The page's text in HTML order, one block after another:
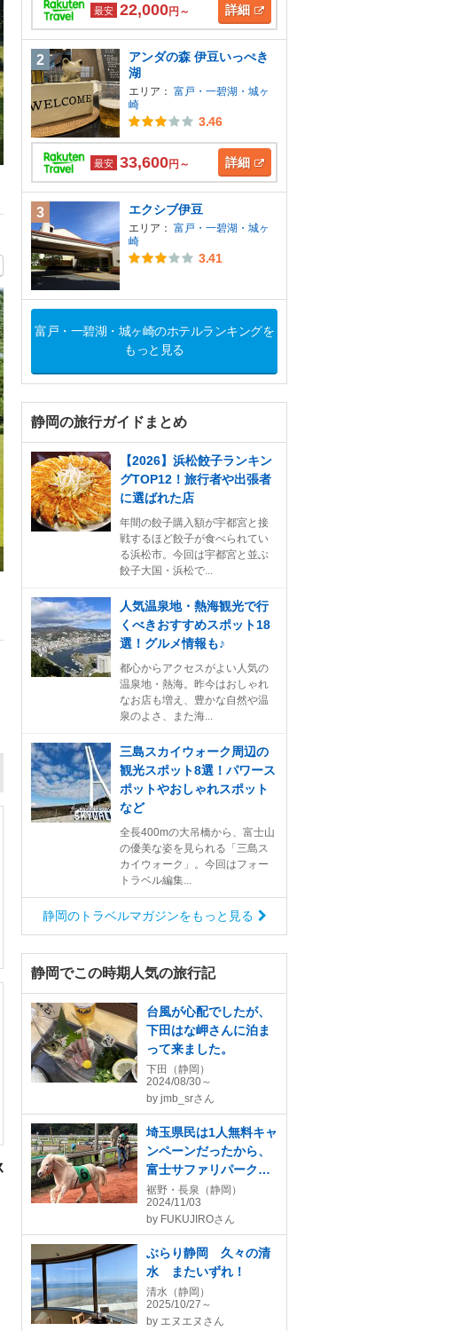
最安 22,000円～ 詳細
2
アンダの森 伊豆いっぺき
湖
エリア： 富戸・一碧湖・城ヶ
崎
3.46
最安 33,600円～ 詳細
3 エクシブ伊豆
エリア： 富戸・一碧湖・城ヶ
崎
3.41
富戸・一碧湖・城ヶ崎のホテルランキングを
もっと見る
静岡の旅行ガイドまとめ
【2026】浜松餃子ランキン
グTOP12！旅行者や出張者
に選ばれた店
年間の餃子購入額が宇都宮と接
戦するほど餃子が食べられてい
る浜松市。今回は宇都宮と並ぶ
餃子大国・浜松で...
人気温泉地・熱海観光で行
くべきおすすめスポット18
選！グルメ情報も♪
都心からアクセスがよい人気の
温泉地・熱海。昨今はおしゃれ
なお店も増え、豊かな自然や温
泉のよさ、また海...
三島スカイウォーク周辺の
観光スポット8選！パワース
ポットやおしゃれスポット
など
全長400mの大吊橋から、富士山
の優美な姿を見られる「三島ス
カイウォーク」。今回はフォー
トラベル編集...
静岡のトラベルマガジンをもっと見る
静岡でこの時期人気の旅行記
台風が心配でしたが、
下田はな岬さんに泊ま
って来ました。
下田（静岡）
2024/08/30～
by jmb_srさん
埼玉県民は1人無料キャ
ンペーンだったから、
富士サファリパークへ
行って競馬歴51年の
FUKUJIROがサファリ
ダービーを的中しまし
裾野・長泉（静岡）
2024/11/03
by FUKUJIROさん
ぶらり静岡 久々の清
水 またいずれ！
清水（静岡）
2025/10/27～
by エヌエヌさん